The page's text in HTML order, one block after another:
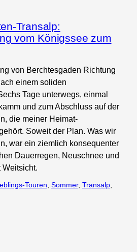
Transalp:
vom Königssee zum
von Berchtesgaden Richtung
einem soliden
Tage unterwegs, einmal
und zum Abschluss auf der
die meiner Heimat-
Soweit der Plan. Was wir
war ein ziemlich konsequenter
Dauerregen, Neuschnee und
Weitsicht.
Touren Sommer, Transalp